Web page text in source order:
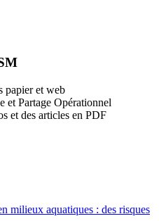
papier et web
et Partage Opérationnel
et des articles en PDF
milieux aquatiques : des risques